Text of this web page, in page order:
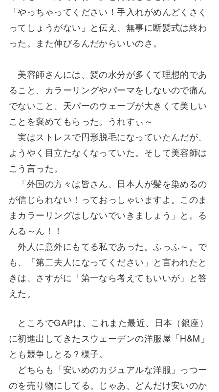
「やっちゃってください！手入れがめんどくさく
ってしょうがない」と伝え、無事に断髪式は終わ
った。また伸びるんだからいいのさ。
美容師さんには、髪の水分が多くて理想的であ
ること、カラーリングやパーマをしないので痛ん
でないこと、天パーのウェーブが大きくて美しい
ことを褒めてもらった。うれすぃ～
実はストレスで円形脱毛になっていたんだが、
ようやく目立たなくなっていた。そして美容師は
こう言った。
「外国の方々は皆さん、日本人が髪を染めるの
が信じられない！っておっしゃいますよ。このま
まカラーリングはしないでいきましょう」と。る
んる～ん！！
外人に意外にもてる私であった。ふっふ～。で
も、「第二夫人になってください」と言われたと
きは、さすがに「第一なら考えてもいいが」と答
えた。
ところでGAPは、これまた最近、日本（銀座）
に初進出してきたスウェーデンの洋服屋「H&M」
とも競争しとる？様子。
どちらも「安いめのカジュアルな洋服」っつー
のを売り物にしてる。じゃあ、どんだけ安いのか